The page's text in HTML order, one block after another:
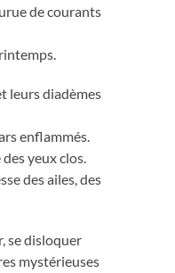
de courants
leurs diadèmes
enflammés.
des yeux clos.
des ailes, des
se disloquer
mystérieuses